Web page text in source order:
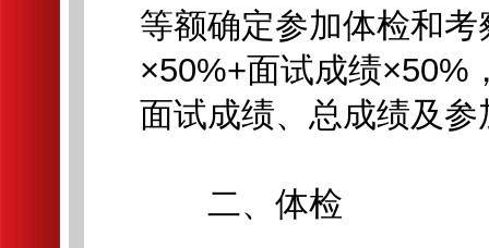
等额确定参加体检和
×50%+面试成绩×50%
面试成绩、总成绩及
二、体检